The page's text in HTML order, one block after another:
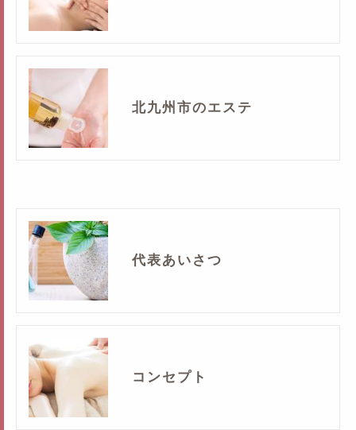
北九州市のエステ
代表あいさつ
コンセプト